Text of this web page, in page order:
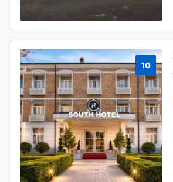
10